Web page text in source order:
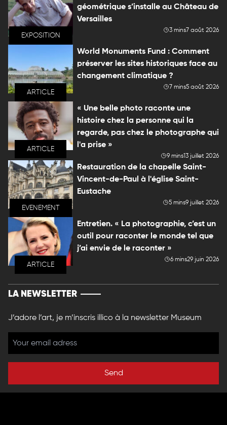
EXPOSITION
géométrique s’installe au Château de
Versailles
3 mins7 août 2026
ARTICLE
World Monuments Fund : Comment
préserver les sites historiques face au
changement climatique ?
7 mins5 août 2026
ARTICLE
« Une belle photo raconte une
histoire chez la personne qui la
regarde, pas chez le photographe qui
l'a prise »
9 mins13 juillet 2026
EVENEMENT
Restauration de la chapelle Saint-
Vincent-de-Paul à l'église Saint-
Eustache
5 mins9 juillet 2026
ARTICLE
Entretien. « La photographie, c’est un
outil pour raconter le monde tel que
j’ai envie de le raconter »
6 mins29 juin 2026
LA NEWSLETTER
J’adore l’art, je m’inscris illico à la newsletter Museum
Send